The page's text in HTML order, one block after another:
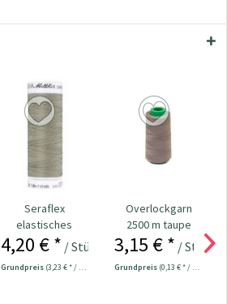
Seraflex
elastisches
Nähgarn 130 m
4,20 € * / Stück
Grundpreis (3,23 € * / 100 Meter)
Overlockgarn
2500 m taupe
3,15 € * / Stück
Grundpreis (0,13 € * / 100 Meter)